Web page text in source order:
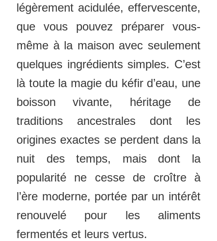
légèrement acidulée, effervescente,
que vous pouvez préparer vous-
même à la maison avec seulement
quelques ingrédients simples. C’est
là toute la magie du kéfir d’eau, une
boisson vivante, héritage de
traditions ancestrales dont les
origines exactes se perdent dans la
nuit des temps, mais dont la
popularité ne cesse de croître à
l’ère moderne, portée par un intérêt
renouvelé pour les aliments
fermentés et leurs vertus.